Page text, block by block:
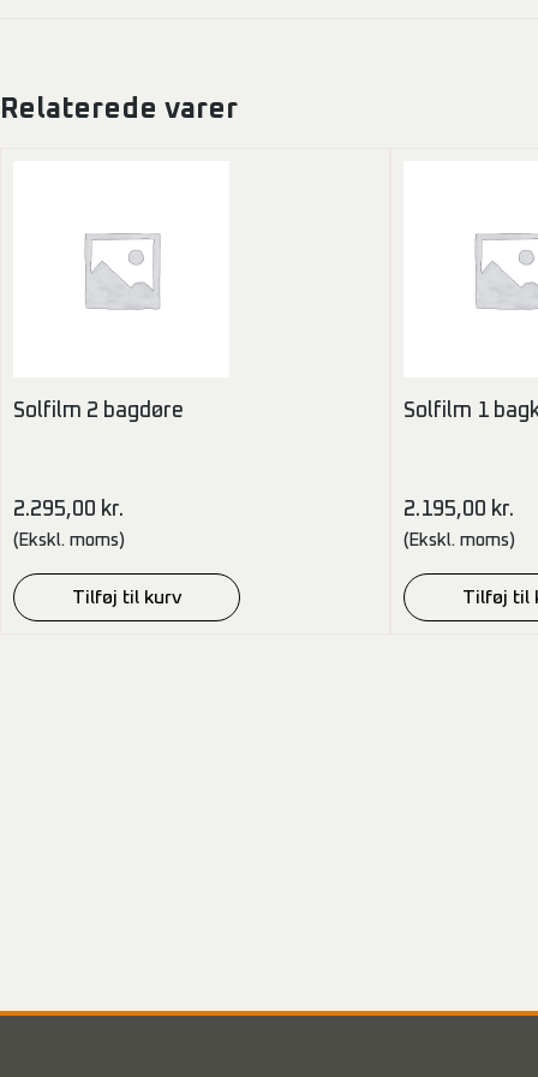
Relaterede varer
Solfilm 2 bagdøre
2.295,00 kr.
(Ekskl. moms)
Tilføj til kurv
Solfilm 1
2.195,00 kr.
(Ekskl. moms)
Tilføj til